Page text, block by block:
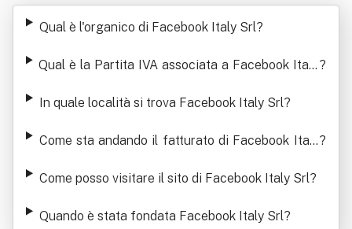
y Srl
Qual è l'organico di Facebook Italy Srl?
Qual è la Partita IVA associata a Facebook Italy ?
In quale località si trova Facebook Italy Srl?
Come sta andando il fatturato di Facebook Italy?
Come posso visitare il sito di Facebook Italy Srl?
Quando è stata fondata Facebook Italy Srl?